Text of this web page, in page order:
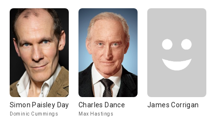
Simon Paisley Day
Dominic Cummings
Charles Dance
Max Hastings
James Corrigan